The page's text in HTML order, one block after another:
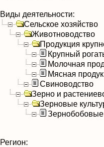
Виды деятельности:
Сельское хозяйство
Животноводство
Продукция
Крупный
Молочная
Мясная
Свиноводство
Зерно и
Зерновые
Зернобобовые
Регион: